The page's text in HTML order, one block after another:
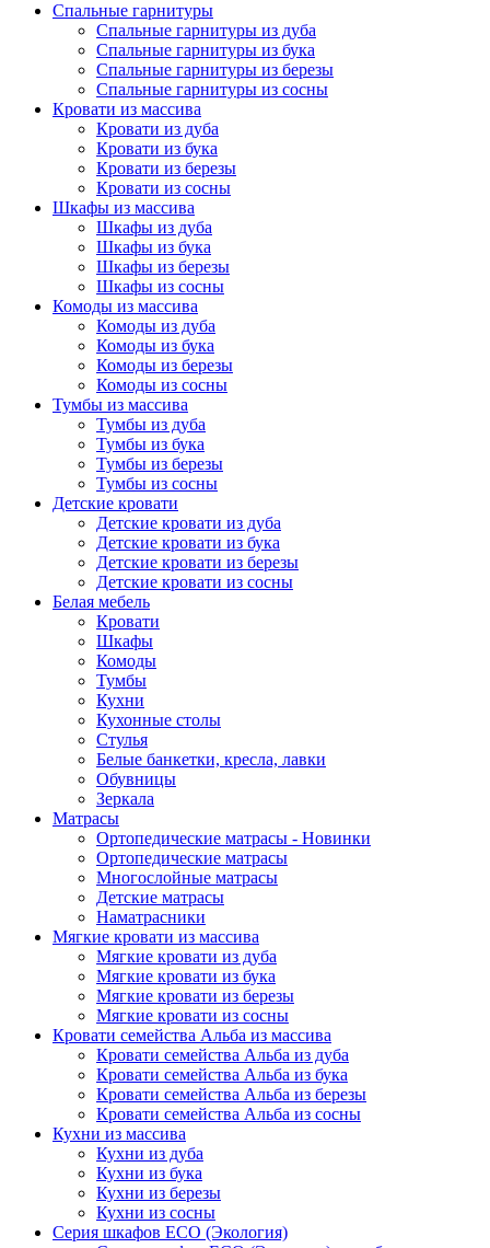
Спальные гарнитуры
Спальные гарнитуры из дуба
Спальные гарнитуры из бука
Спальные гарнитуры из березы
Спальные гарнитуры из сосны
Кровати из массива
Кровати из дуба
Кровати из бука
Кровати из березы
Кровати из сосны
Шкафы из массива
Шкафы из дуба
Шкафы из бука
Шкафы из березы
Шкафы из сосны
Комоды из массива
Комоды из дуба
Комоды из бука
Комоды из березы
Комоды из сосны
Тумбы из массива
Тумбы из дуба
Тумбы из бука
Тумбы из березы
Тумбы из сосны
Детские кровати
Детские кровати из дуба
Детские кровати из бука
Детские кровати из березы
Детские кровати из сосны
Белая мебель
Кровати
Шкафы
Комоды
Тумбы
Кухни
Кухонные столы
Стулья
Белые банкетки, кресла, лавки
Обувницы
Зеркала
Матрасы
Ортопедические матрасы - Новинки
Ортопедические матрасы
Многослойные матрасы
Детские матрасы
Наматрасники
Мягкие кровати из массива
Мягкие кровати из дуба
Мягкие кровати из бука
Мягкие кровати из березы
Мягкие кровати из сосны
Кровати семейства Альба из массива
Кровати семейства Альба из дуба
Кровати семейства Альба из бука
Кровати семейства Альба из березы
Кровати семейства Альба из сосны
Кухни из массива
Кухни из дуба
Кухни из бука
Кухни из березы
Кухни из сосны
Серия шкафов ECO (Экология)